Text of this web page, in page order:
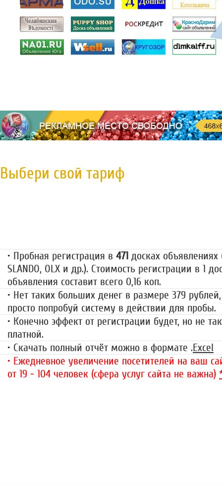
Выбери свой тариф
• Пробная регистрация в 471 досках объявлениях
SLANDO, OLX и др.). Стоимость регистрации в 1
объявления составит всего 0,16 коп.
• Нет таких больших денег в размере 379
просто попробуй систему в действии для пробы.
• Конечно эффект от регистрации будет, но не
платной.
• Скачать полный отчёт можно в формате .Excel
• Ежедневное увеличение посетителей на ваш
от 19 - 104 человек (сфера услуг сайта не важна)